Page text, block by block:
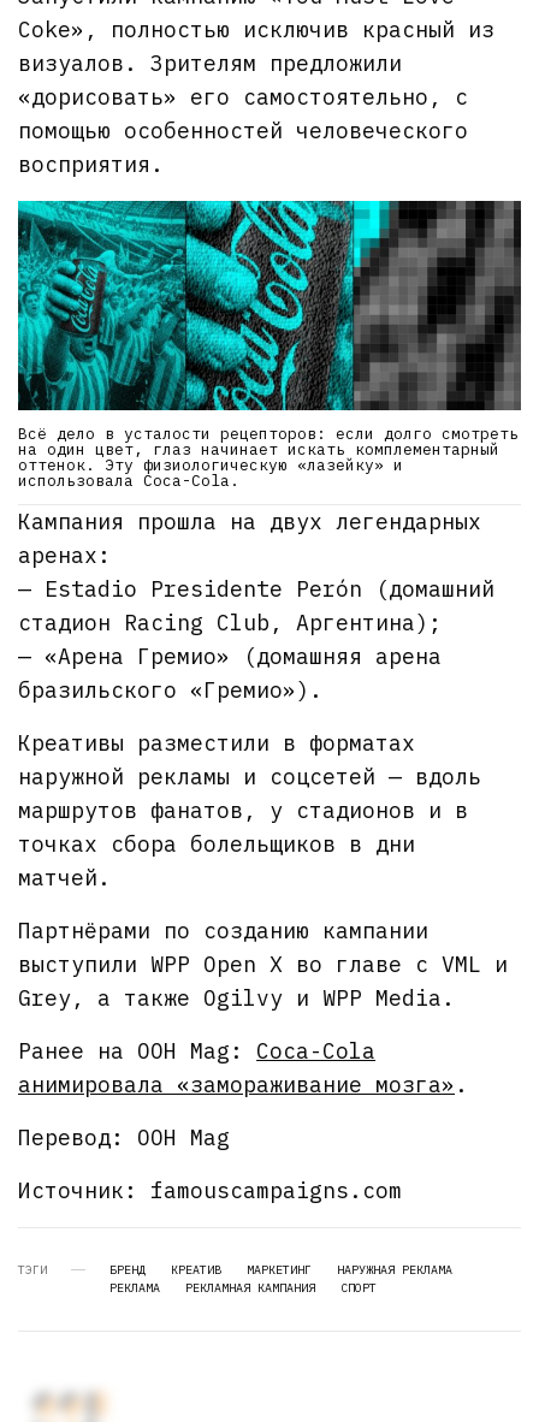
Coke», полностью исключив красный из
визуалов. Зрителям предложили
«дорисовать» его самостоятельно, с
помощью особенностей человеческого
восприятия.
Всё дело в усталости рецепторов: если долго смотреть
на один цвет, глаз начинает искать комплементарный
оттенок. Эту физиологическую «лазейку» и
использовала Coca-Cola.
Кампания прошла на двух легендарных
аренах:
— Estadio Presidente Perón (домашний
стадион Racing Club, Аргентина);
— «Арена Гремио» (домашняя арена
бразильского «Гремио»).
Креативы разместили в форматах
наружной рекламы и соцсетей — вдоль
маршрутов фанатов, у стадионов и в
точках сбора болельщиков в дни
матчей.
Партнёрами по созданию кампании
выступили WPP Open X во главе с VML и
Grey, а также Ogilvy и WPP Media.
Ранее на OOH Mag: Coca-Cola
анимировала «замораживание мозга» .
Перевод: OOH Mag
Источник: famouscampaigns.com
ТЭГИ БРЕНД КРЕАТИВ МАРКЕТИНГ
НАРУЖНАЯ РЕКЛАМА
РЕКЛАМА
РЕКЛАМНАЯ КАМПАНИЯ СПОРТ